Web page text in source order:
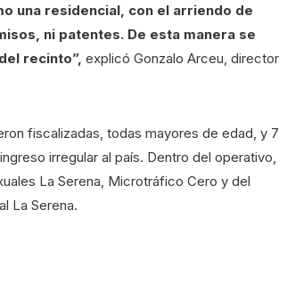
una residencial, con el arriendo de
ni patentes. De esta manera se
recinto”, explicó Gonzalo Arceu, director
fiscalizadas, todas mayores de edad, y 7
irregular al país. Dentro del operativo,
La Serena, Microtráfico Cero y del
La Serena.